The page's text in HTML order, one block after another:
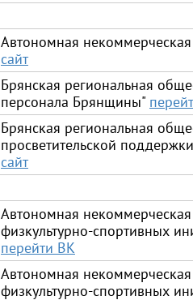
Автономная
сайт
Брянская региональная
персонала Брянщины"
Брянская региональная
просветительской
сайт
Автономная
физкультурно-спортивных
перейти ВК
Автономная
физкультурно-спортивных